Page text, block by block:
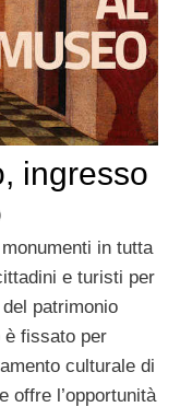
ingresso
in tutta
e turisti per
patrimonio
è fissato per
culturale di
offre l’opportunità